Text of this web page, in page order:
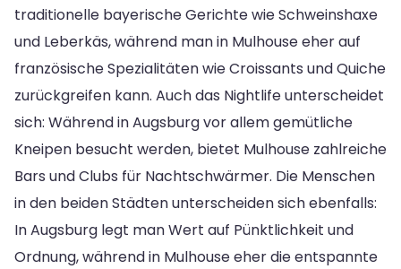
traditionelle bayerische Gerichte wie Schweinshaxe
und Leberkäs, während man in Mulhouse eher auf
französische Spezialitäten wie Croissants und Quiche
zurückgreifen kann. Auch das Nightlife unterscheidet
sich: Während in Augsburg vor allem gemütliche
Kneipen besucht werden, bietet Mulhouse zahlreiche
Bars und Clubs für Nachtschwärmer. Die Menschen
in den beiden Städten unterscheiden sich ebenfalls:
In Augsburg legt man Wert auf Pünktlichkeit und
Ordnung, während in Mulhouse eher die entspannte